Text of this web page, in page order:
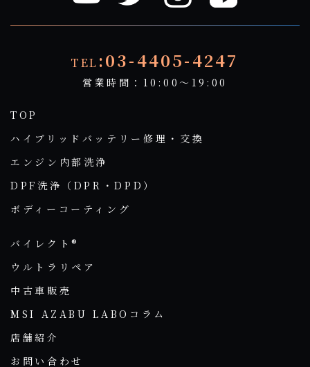
TEL :03-4405-4247
営業時間：10:00～19:00
TOP
ハイブリッドバッテリー修理・交換
エンジン内部洗浄
DPF洗浄（DPR・DPD）
ボディーコーティング
バイレクト®
ウルトラリペア
中古車販売
MSI AZABU LABOコラム
店舗紹介
お問い合わせ